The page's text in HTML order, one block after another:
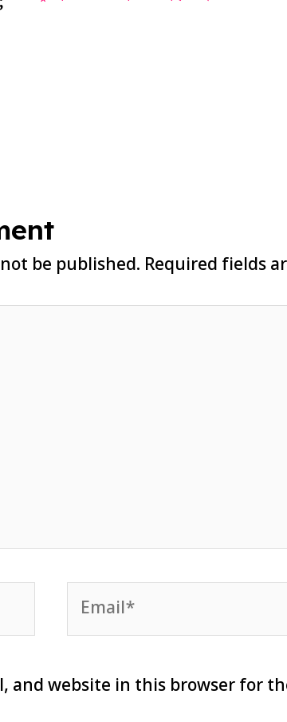
be published. Required fields
Email*
and website in this browser for